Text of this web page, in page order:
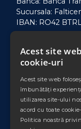
Sucursala:
IBAN: RO42
*Prețurile afișate
Website
Acest site
cookie-uri
Acest site web
îmbunătăți
utilizarea site-ului
acord cu toate
Politica noastră